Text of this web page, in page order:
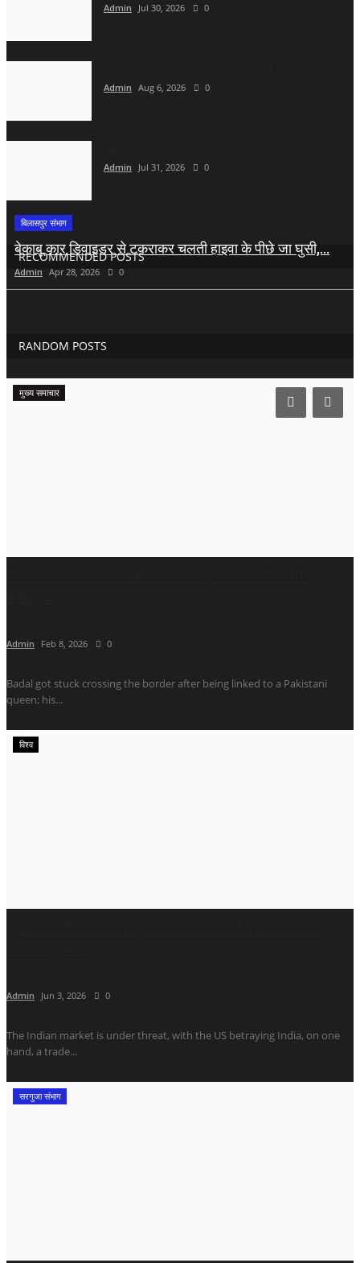
Admin Jul 30, 2026 0
Admin Aug 6, 2026 0
Admin Jul 31, 2026 0
RECOMMENDED POSTS
बिलासपुर संभाग
बेकाबू कार डिवाइडर से टकराकर चलती हाइवा के पीछे जा घुसी,...
Admin Apr 28, 2026 0
RANDOM POSTS
मुख्य समाचार
Admin Feb 8, 2026 0
Badal got stuck crossing the border after being linked to a Pakistani
queen; his...
विश्व
Admin Jun 3, 2026 0
The Indian market is under threat, with the US betraying India, on one
hand, a trade...
सरगुजा संभाग